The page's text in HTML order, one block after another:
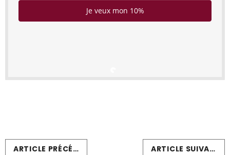
Je veux mon 10%
ARTICLE PRÉCÉDENT ARTICLE SUIVANT